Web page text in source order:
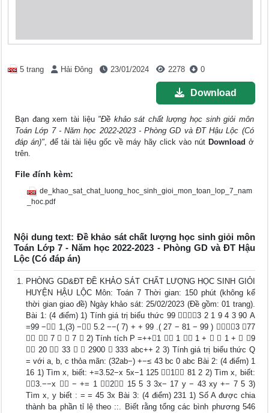
5 trang Hải Đông 23/01/2024 2278 0
Download
Bạn đang xem tài liệu "Đề khảo sát chất lượng học sinh giỏi môn
Toán Lớp 7 - Năm học 2022-2023 - Phòng GD và ĐT Hậu Lộc (Có
đáp án)", để tải tài liệu gốc về máy hãy click vào nút Download ở
trên.
File đính kèm:
de_khao_sat_chat_luong_hoc_sinh_gioi_mon_toan_lop_7_nam
_hoc.pdf
Nội dung text: Đề khảo sát chất lượng học sinh giỏi môn
Toán Lớp 7 - Năm học 2022-2023 - Phòng GD và ĐT Hậu
Lộc (Có đáp án)
PHÒNG GD&ĐT ĐỀ KHẢO SÁT CHẤT LƯỢNG HỌC SINH GIỎI
HUYỆN HẬU LỘC Môn: Toán 7 Thời gian: 150 phút (không kể
thời gian giao đề) Ngày khảo sát: 25/02/2023 (Đề gồm: 01 trang).
Bài 1: (4 điểm) 1) Tính giá trị biểu thức 99 3 2 1 9 4 3 90 A
=99 − 1,(3) − 5.2 −−( 7) + + 99 .( 27 − 81 − 99 ) 3 77
  7   7  2) Tính tích P =++1  1  1 +   1 +  9
 20  33   2900  333 abc++ 2 3) Tính giá trị biểu thức Q
= với a, b, c thỏa mãn: (32ab−) +−≤ 43 bc 0 abc Bài 2: (4 điểm) 1
16 1) Tìm x, biết: +=3.52−x 5x−1 125 1 81 2 2) Tìm x, biết:
3.−−x  − += 1 2 15 5 3 3x− 17 y − 43 xy +− 7 5 3)
Tìm x, y biết : = = 45 3x Bài 3: (4 điểm) 231 1) Số A được chia
thành ba phần tỉ lệ theo ::. Biết rằng tổng các bình phương 546